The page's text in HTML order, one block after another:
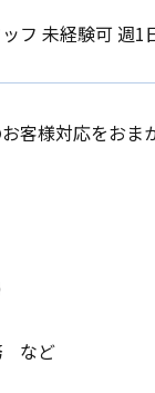
フ 未経験可 週1
客様対応をおま
など